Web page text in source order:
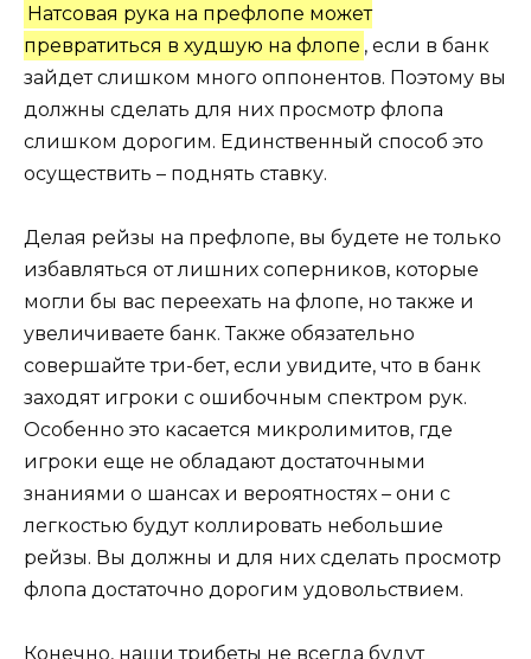
Натсовая рука на префлопе может
превратиться в худшую на флопе , если в банк
зайдет слишком много оппонентов. Поэтому вы
должны сделать для них просмотр флопа
слишком дорогим. Единственный способ это
осуществить – поднять ставку.
Делая рейзы на префлопе, вы будете не только
избавляться от лишних соперников, которые
могли бы вас переехать на флопе, но также и
увеличиваете банк. Также обязательно
совершайте три-бет, если увидите, что в банк
заходят игроки с ошибочным спектром рук.
Особенно это касается микролимитов, где
игроки еще не обладают достаточными
знаниями о шансах и вероятностях – они с
легкостью будут коллировать небольшие
рейзы. Вы должны и для них сделать просмотр
флопа достаточно дорогим удовольствием.
Конечно, наши трибеты не всегда будут